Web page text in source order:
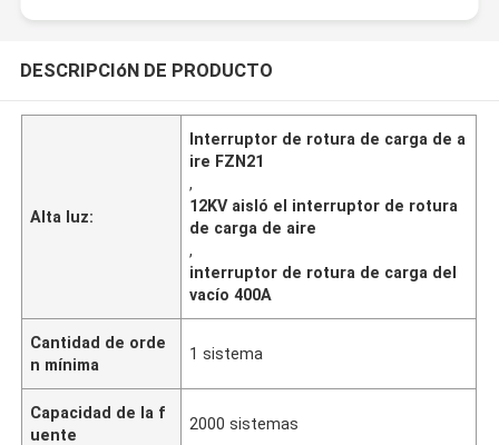
DESCRIPCIóN DE PRODUCTO
Alta luz:
Interruptor de rotura de carga de a
ire FZN21
,
12KV aisló el interruptor de rotura
de carga de aire
,
interruptor de rotura de carga del
vacío 400A
Cantidad de orde
n mínima
1 sistema
Capacidad de la f
uente
2000 sistemas